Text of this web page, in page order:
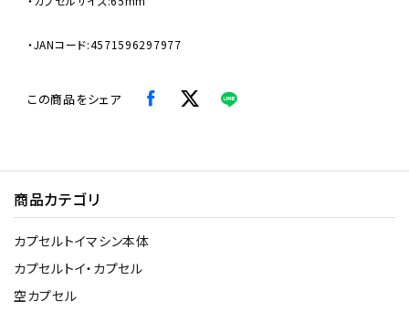
・JANコード:4571596297977
この商品をシェア
商品カテゴリ
カプセルトイマシン本体
カプセルトイ・カプセル
空カプセル